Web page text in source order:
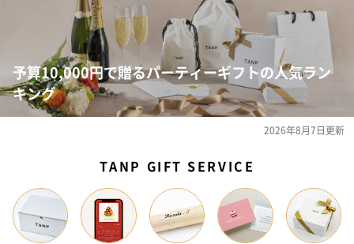
予算10,000円で贈るパーティーギフトの人気ラン
キング
2026年8月7日更新
TANP GIFT SERVICE